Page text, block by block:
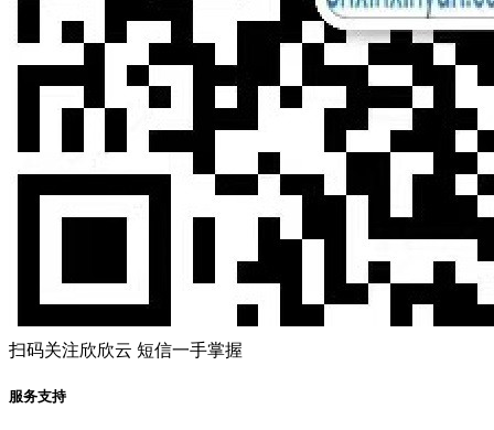
扫码关注欣欣云 短信一手掌握
服务支持